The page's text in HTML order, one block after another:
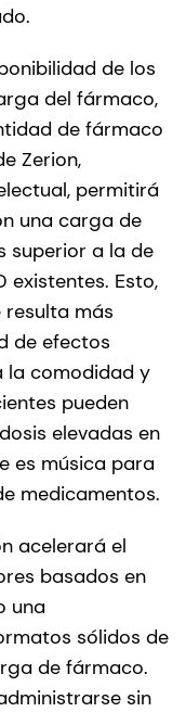
de los
del fármaco,
de fármaco
Zerion,
permitirá
una carga de
superior a la de
existentes. Esto,
resulta más
de efectos
la comodidad y
pueden
elevadas en
es música para
medicamentos.
acelerará el
basados en
una
sólidos de
de fármaco.
sin